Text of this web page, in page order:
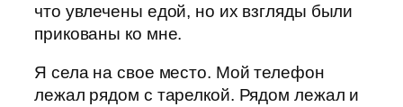
что увлечены едой, но их взгляды были
прикованы ко мне.
Я села на свое место. Мой телефон
лежал рядом с тарелкой. Рядом лежал и